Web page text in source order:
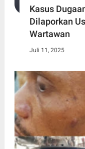
Kasus
Dilaporkan
Wartawan
Juli 11, 2025